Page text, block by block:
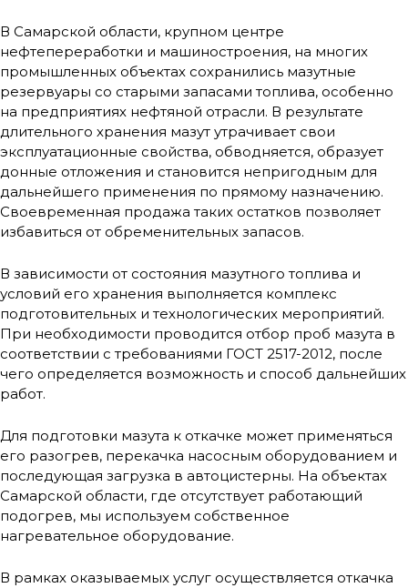
В Самарской области, крупном центре
нефтепереработки и машиностроения, на многих
промышленных объектах сохранились мазутные
резервуары со старыми запасами топлива, особенно
на предприятиях нефтяной отрасли. В результате
длительного хранения мазут утрачивает свои
эксплуатационные свойства, обводняется, образует
донные отложения и становится непригодным для
дальнейшего применения по прямому назначению.
Своевременная продажа таких остатков позволяет
избавиться от обременительных запасов.
В зависимости от состояния мазутного топлива и
условий его хранения выполняется комплекс
подготовительных и технологических мероприятий.
При необходимости проводится отбор проб мазута в
соответствии с требованиями ГОСТ 2517-2012, после
чего определяется возможность и способ дальнейших
работ.
Для подготовки мазута к откачке может применяться
его разогрев, перекачка насосным оборудованием и
последующая загрузка в автоцистерны. На объектах
Самарской области, где отсутствует работающий
подогрев, мы используем собственное
нагревательное оборудование.
В рамках оказываемых услуг осуществляется откачка